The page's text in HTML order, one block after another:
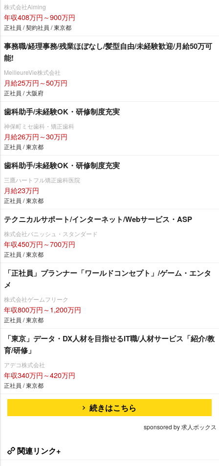
株式会社Aiming
年収408万円～900万円
正社員 / 契約社員 / 東京都
事務職/経理事務/残業ほぼなし/髪型自由/未経験歓迎/月給50万可
能!
MeilleureVie株式会社
月給25万円～50万円
正社員 / 大阪府
歯科助手/未経験OK・研修制度充実
神保町ミセ歯科・矯正歯科
月給26万円～30万円
正社員 / 東京都
歯科助手/未経験OK・研修制度充実
三鷹ハートフル矯正歯科医院
月給23万円
正社員 / 東京都
テクニカルサポート/インターネット/Webサービス・ASP
株式会社バニッシュ・スタンダード
年収450万円～700万円
正社員 / 東京都
「正社員」プランナー「ワールドコンセプト」/ゲーム・エンタ
メ
株式会社ゲームフリーク
年収800万円～1,200万円
正社員 / 東京都
「東京」データ・DX人材を目指せるIT職/人材サービス「紹介/教
育/研修」
アデコ株式会社
年収340万円～420万円
正社員 / 東京都
続きはこちら
sponsored by 求人ボックス
関連リンク+